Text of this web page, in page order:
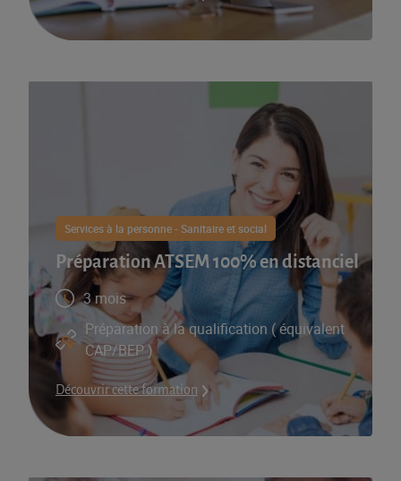
Services à la personne - Sanitaire et social
Préparation ATSEM​ 100% en distanciel
3 mois
Préparation à la qualification​ ( équivalent
CAP/BEP )
Découvrir cette formation